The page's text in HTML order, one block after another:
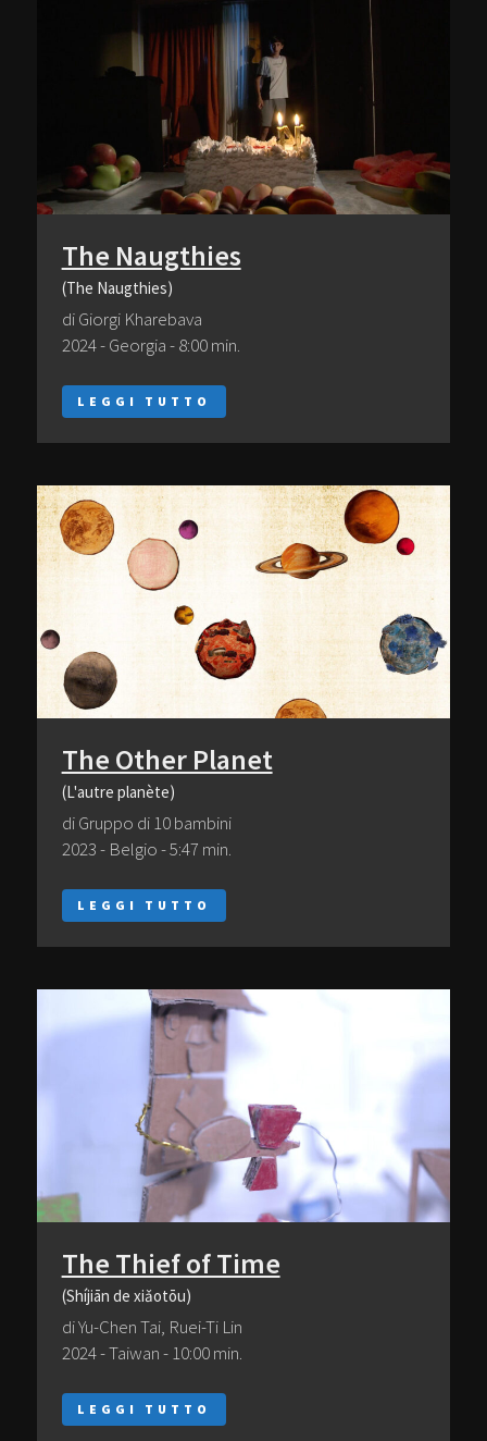
The Naugthies
(The Naugthies)
di Giorgi Kharebava
2024 - Georgia - 8:00 min.
LEGGI TUTTO
The Other Planet
(L'autre planète)
di Gruppo di 10 bambini
2023 - Belgio - 5:47 min.
LEGGI TUTTO
The Thief of Time
(Shíjiān de xiǎotōu)
di Yu-Chen Tai, Ruei-Ti Lin
2024 - Taiwan - 10:00 min.
LEGGI TUTTO